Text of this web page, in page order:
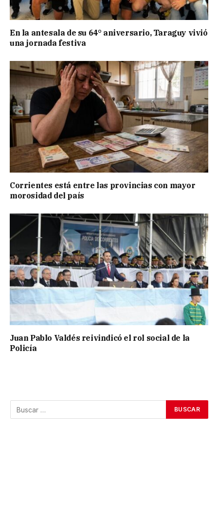
En la antesala de su 64° aniversario, Taraguy vivió
una jornada festiva
Corrientes está entre las provincias con mayor
morosidad del país
Juan Pablo Valdés reivindicó el rol social de la
Policía